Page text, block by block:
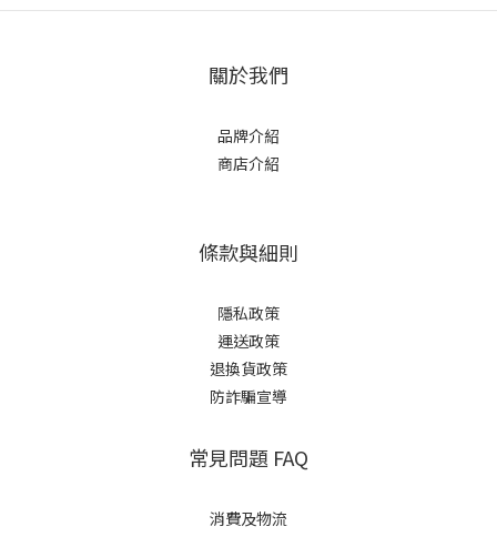
關於我們
品牌介紹
商店介紹
條款與細則
隱私政策
運送政策
退換貨政策
防詐騙宣導
常見問題 FAQ
消費及物流